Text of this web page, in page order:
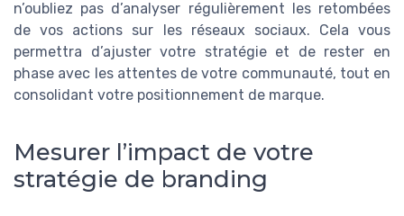
n’oubliez pas d’analyser régulièrement les retombées
de vos actions sur les réseaux sociaux. Cela vous
permettra d’ajuster votre stratégie et de rester en
phase avec les attentes de votre communauté, tout en
consolidant votre positionnement de marque.
Mesurer l’impact de votre
stratégie de branding